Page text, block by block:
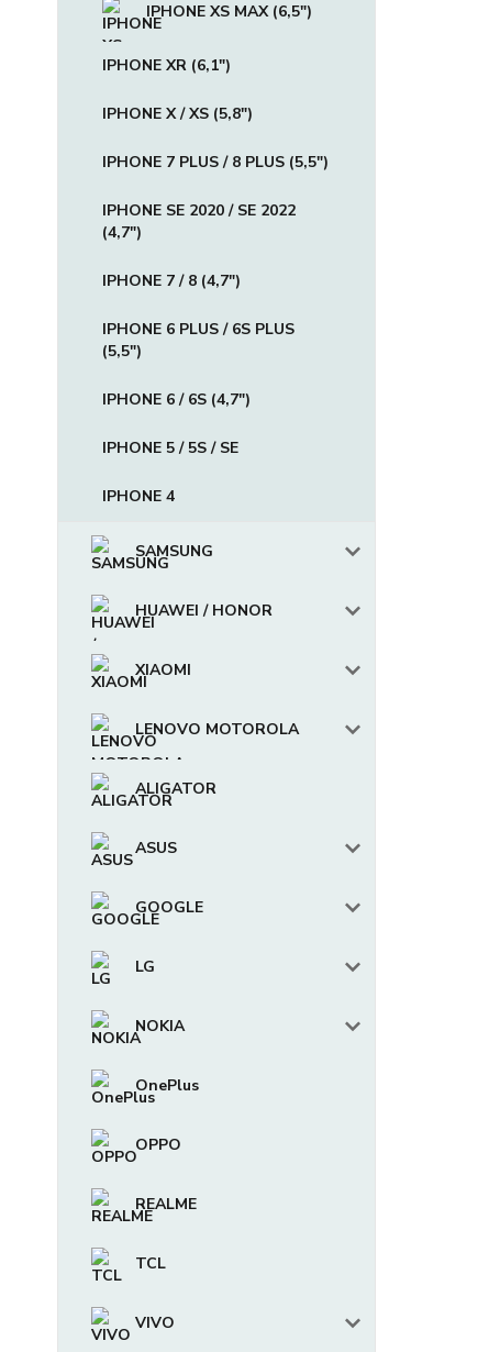
IPHONE XS MAX (6,5")
IPHONE XR (6,1")
IPHONE X / XS (5,8")
IPHONE 7 PLUS / 8 PLUS (5,5")
IPHONE SE 2020 / SE 2022
(4,7")
IPHONE 7 / 8 (4,7")
IPHONE 6 PLUS / 6S PLUS
(5,5")
IPHONE 6 / 6S (4,7")
IPHONE 5 / 5S / SE
IPHONE 4
SAMSUNG
HUAWEI / HONOR
XIAOMI
LENOVO MOTOROLA
ALIGATOR
ASUS
GOOGLE
LG
NOKIA
OnePlus
OPPO
REALME
TCL
VIVO